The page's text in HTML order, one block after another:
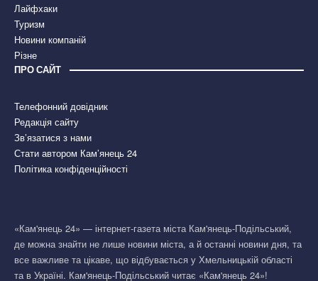
Лайфхаки
Туризм
Новини компаній
Різне
ПРО САЙТ
Телефонний довідник
Редакція сайту
Зв’язатися з нами
Стати автором Кам’янець 24
Політика конфіденційності
«Кам'янець 24» — інтернет-газета міста Кам'янець-Подільський,
де можна знайти не лише новини міста, а й останні новини дня, та
все важливе та цікаве, що відбувається у Хмельницькій області
та в Україні. Кам'янець-Подільський читає «Кам'янець 24»!